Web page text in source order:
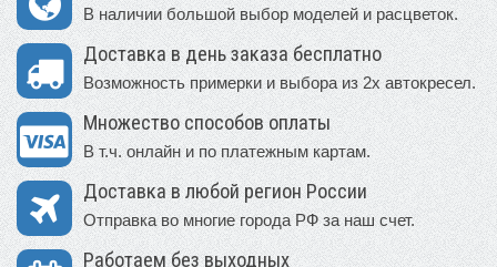
В наличии большой выбор моделей и расцветок.
Доставка в день заказа бесплатно
Возможность примерки и выбора из 2х автокресел.
Множество способов оплаты
В т.ч. онлайн и по платежным картам.
Доставка в любой регион России
Отправка во многие города РФ за наш счет.
Работаем без выходных